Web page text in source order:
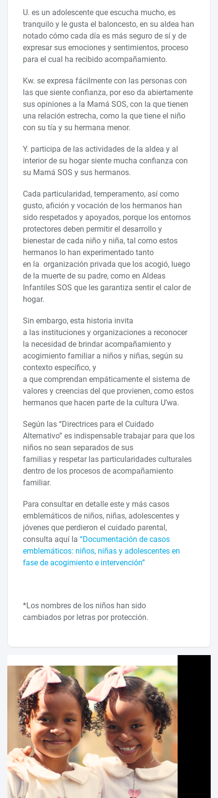
U. es un adolescente que escucha mucho, es
tranquilo y le gusta el baloncesto, en su aldea han
notado cómo cada día es más seguro de sí y de
expresar sus emociones y sentimientos, proceso
para el cual ha recibido acompañamiento.
Kw. se expresa fácilmente con las personas con
las que siente confianza, por eso da abiertamente
sus opiniones a la Mamá SOS, con la que tienen
una relación estrecha, como la que tiene el niño
con su tía y su hermana menor.
Y. participa de las actividades de la aldea y al
interior de su hogar siente mucha confianza con
su Mamá SOS y sus hermanos.
Cada particularidad, temperamento, así como
gusto, afición y vocación de los hermanos han
sido respetados y apoyados, porque los entornos
protectores deben permitir el desarrollo y
bienestar de cada niño y niña, tal como estos
hermanos lo han experimentado tanto
en la organización privada que los acogió, luego
de la muerte de su padre, como en Aldeas
Infantiles SOS que les garantiza sentir el calor de
hogar.
Sin embargo, esta historia invita
a las instituciones y organizaciones a reconocer
la necesidad de brindar acompañamiento y
acogimiento familiar a niños y niñas, según su
contexto específico, y
a que comprendan empáticamente el sistema de
valores y creencias del que provienen, como estos
hermanos que hacen parte de la cultura U’wa.
Según las “Directrices para el Cuidado
Alternativo” es indispensable trabajar para que los
niños no sean separados de sus
familias y respetar las particularidades culturales
dentro de los procesos de acompañamiento
familiar.
Para consultar en detalle este y más casos
emblemáticos de niños, niñas, adolescentes y
jóvenes que perdieron el cuidado parental,
consulta aquí la“Documentación de casos
emblemáticos: niños, niñas y adolescentes en
fase de acogimiento e intervención”
*Los nombres de los niños han sido
cambiados por letras por protección.